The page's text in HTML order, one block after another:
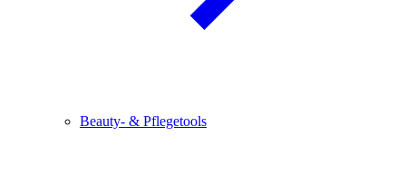
Beauty- & Pflegetools